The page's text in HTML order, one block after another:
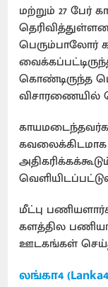
மற்றும் 27 பேர்
பெரும்பாலோர்
கொண்டிருந்த
விசாரணையில்
மீட்பு
களத்தில
ஊடகங்கள்
லங்கா4